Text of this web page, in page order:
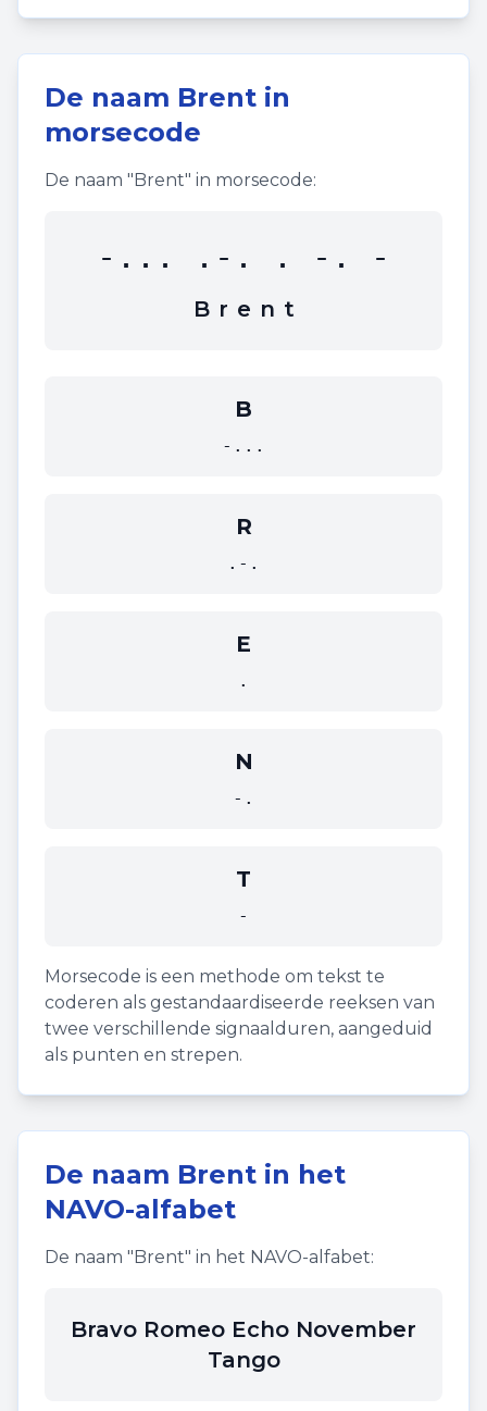
De naam Brent in
morsecode
De naam "Brent" in morsecode:
-... .-. . -. -
B r e n t
B
-...
R
.-.
E
.
N
-.
T
-
Morsecode is een methode om tekst te
coderen als gestandaardiseerde reeksen van
twee verschillende signaalduren, aangeduid
als punten en strepen.
De naam Brent in het
NAVO-alfabet
De naam "Brent" in het NAVO-alfabet:
Bravo Romeo Echo November
Tango